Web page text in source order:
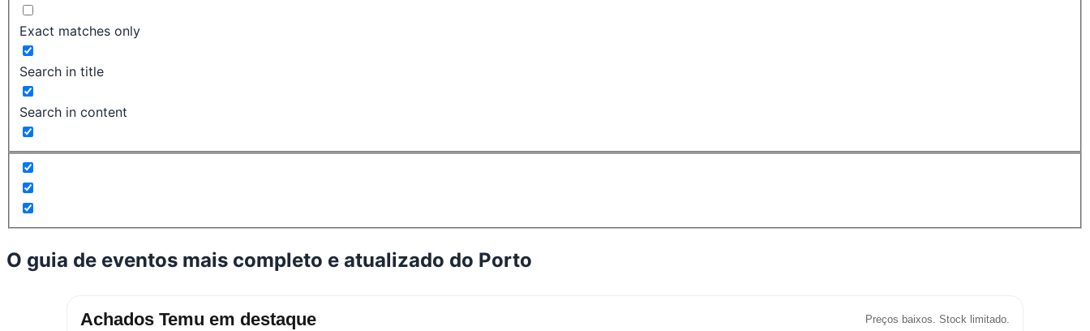
Exact matches only
Search in title
Search in content
O guia de eventos mais completo e atualizado do Porto
Achados Temu em destaque Preços baixos. Stock limitado.